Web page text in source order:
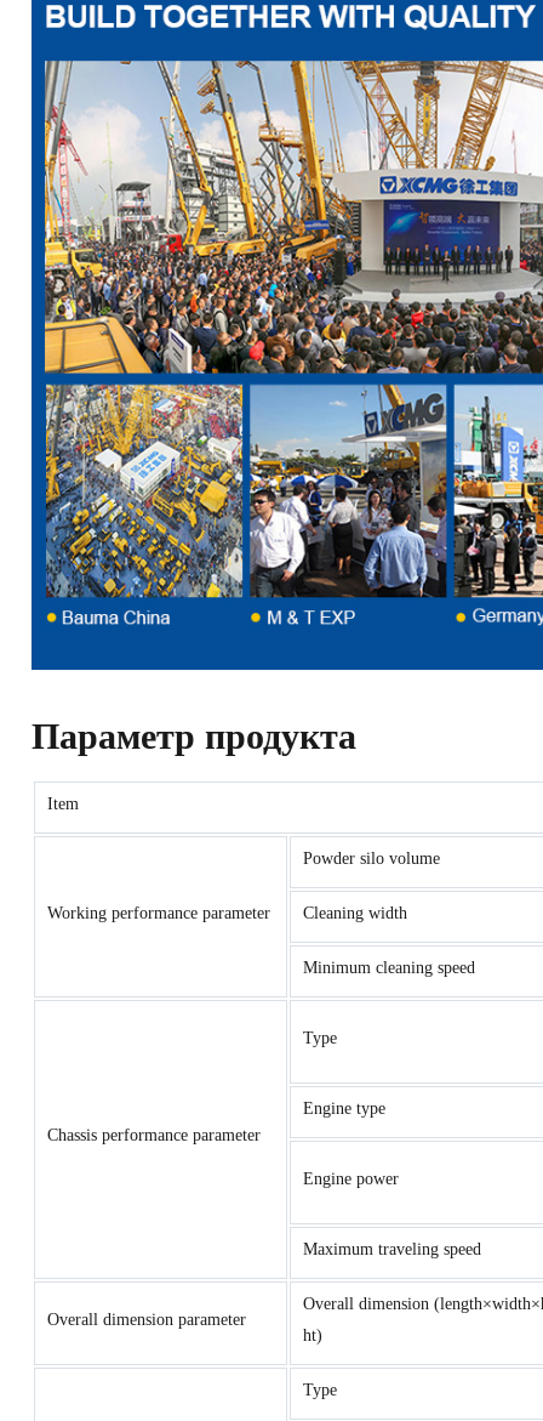
Параметр продукта
Item
Working performance parameter
Powder silo volume
Cleaning width
Minimum cleaning speed
Chassis performance parameter
Type
Engine type
Engine power
Maximum traveling speed
Overall dimension parameter
Overall dimension
ht)
Type